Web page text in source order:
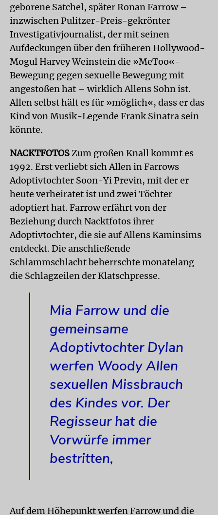
geborene Satchel, später Ronan Farrow –
inzwischen Pulitzer-Preis-gekrönter
Investigativjournalist, der mit seinen
Aufdeckungen über den früheren Hollywood-
Mogul Harvey Weinstein die »MeToo«-
Bewegung gegen sexuelle Bewegung mit
angestoßen hat – wirklich Allens Sohn ist.
Allen selbst hält es für »möglich«, dass er das
Kind von Musik-Legende Frank Sinatra sein
könnte.
NACKTFOTOSZum großen Knall kommt es
1992. Erst verliebt sich Allen in Farrows
Adoptivtochter Soon-Yi Previn, mit der er
heute verheiratet ist und zwei Töchter
adoptiert hat. Farrow erfährt von der
Beziehung durch Nacktfotos ihrer
Adoptivtochter, die sie auf Allens Kaminsims
entdeckt. Die anschließende
Schlammschlacht beherrschte monatelang
die Schlagzeilen der Klatschpresse.
Mia Farrow und die
gemeinsame
Adoptivtochter Dylan
werfen Woody Allen
sexuellen Missbrauch
des Kindes vor. Der
Regisseur hat die
Vorwürfe immer
bestritten,
Auf dem Höhepunkt werfen Farrow und die